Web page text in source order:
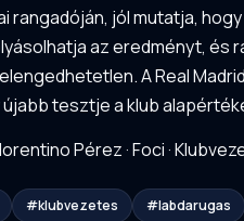
jól mutatja,
az eredményt,
A Real
tesztje a klub
Pérez·Foci·
#klubvezetes #labdarugas